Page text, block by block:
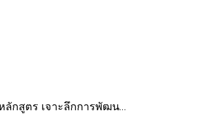
หลักสูตร เจาะลึกการพัฒนาบุคลากรแบบ 70:20:10 และการติดตามผลหลังการเรียนรู้ที่ได้ผล สำหรับ HR และหัวหน้างานมืออาชีพ